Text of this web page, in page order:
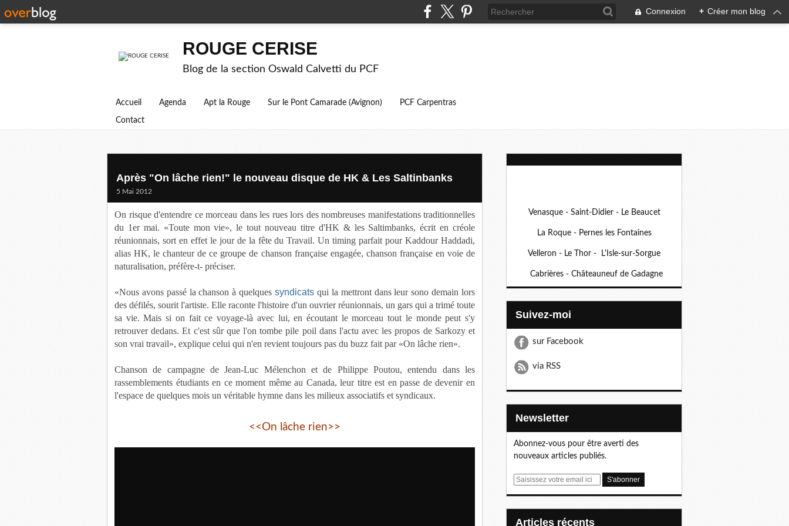
Connexion + Créer mon blog
ROUGE CERISE
Blog de la section Oswald Calvetti du PCF
Accueil Agenda Apt la Rouge Sur le Pont Camarade (Avignon) PCF Carpentras
Contact
Après "On lâche rien!" le nouveau disque de HK & Les Saltinbanks
5 Mai 2012
On risque d'entendre ce morceau dans les rues lors des nombreuses manifestations traditionnelles
du 1er mai. «Toute mon vie», le tout nouveau titre d'HK & les Saltimbanks, écrit en créole
réunionnais, sort en effet le jour de la fête du Travail. Un timing parfait pour Kaddour Haddadi,
alias HK, le chanteur de ce groupe de chanson française engagée, chanson française en voie de
naturalisation, préfère-t- préciser.
«Nous avons passé la chanson à quelquessyndicats qui la mettront dans leur sono demain lors
des défilés, sourit l'artiste. Elle raconte l'histoire d'un ouvrier réunionnais, un gars qui a trimé toute
sa vie. Mais si on fait ce voyage-là avec lui, en écoutant le morceau tout le monde peut s'y
retrouver dedans. Et c'est sûr que l'on tombe pile poil dans l'actu avec les propos de Sarkozy et
son vrai travail», explique celui qui n'en revient toujours pas du buzz fait par «On lâche rien».
Chanson de campagne de Jean-Luc Mélenchon et de Philippe Poutou, entendu dans les
rassemblements étudiants en ce moment même au Canada, leur titre est en passe de devenir en
l'espace de quelques mois un véritable hymne dans les milieux associatifs et syndicaux.
<<On lâche rien>>
Venasque - Saint-Didier - Le Beaucet
La Roque - Pernes les Fontaines
Velleron - Le Thor - L'Isle-sur-Sorgue
Cabrières - Châteauneuf de Gadagne
Suivez-moi
sur Facebook
via RSS
Newsletter
Abonnez-vous pour être averti des
nouveaux articles publiés.
E
articles récents